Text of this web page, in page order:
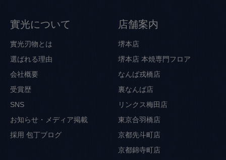
實光について
實光刃物とは
選ばれる理由
会社概要
受賞歴
SNS
お知らせ・メディア掲載
採用 包丁ブログ
店舗案内
堺本店
堺本店 本焼専門フロア
なんば戎橋店
裏なんば店
リンクス梅田店
東京合羽橋店
京都先斗町店
京都錦寺町店